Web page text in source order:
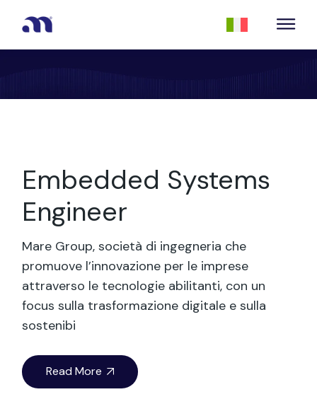
Embedded Systems
Engineer
Mare Group, società di ingegneria che
promuove l’innovazione per le imprese
attraverso le tecnologie abilitanti, con un
focus sulla trasformazione digitale e sulla
sostenibi
Read More